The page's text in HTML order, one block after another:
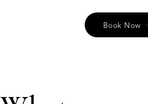
Book Now